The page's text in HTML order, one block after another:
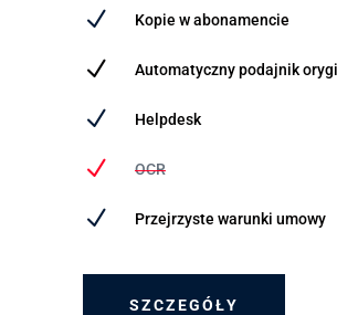
N Kopie w abonamencie
N Automatyczny podajnik
N Helpdesk
N OCR
N Przejrzyste warunki umowy
SZCZEGÓŁY